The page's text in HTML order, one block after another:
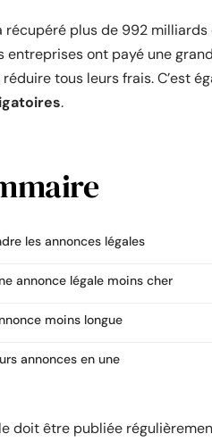
a récupéré plus de 992
entreprises ont payé une
tous leurs frais. C’est
.
les annonces légales
annonce légale moins cher
moins longue
annonces en une
doit être publiée